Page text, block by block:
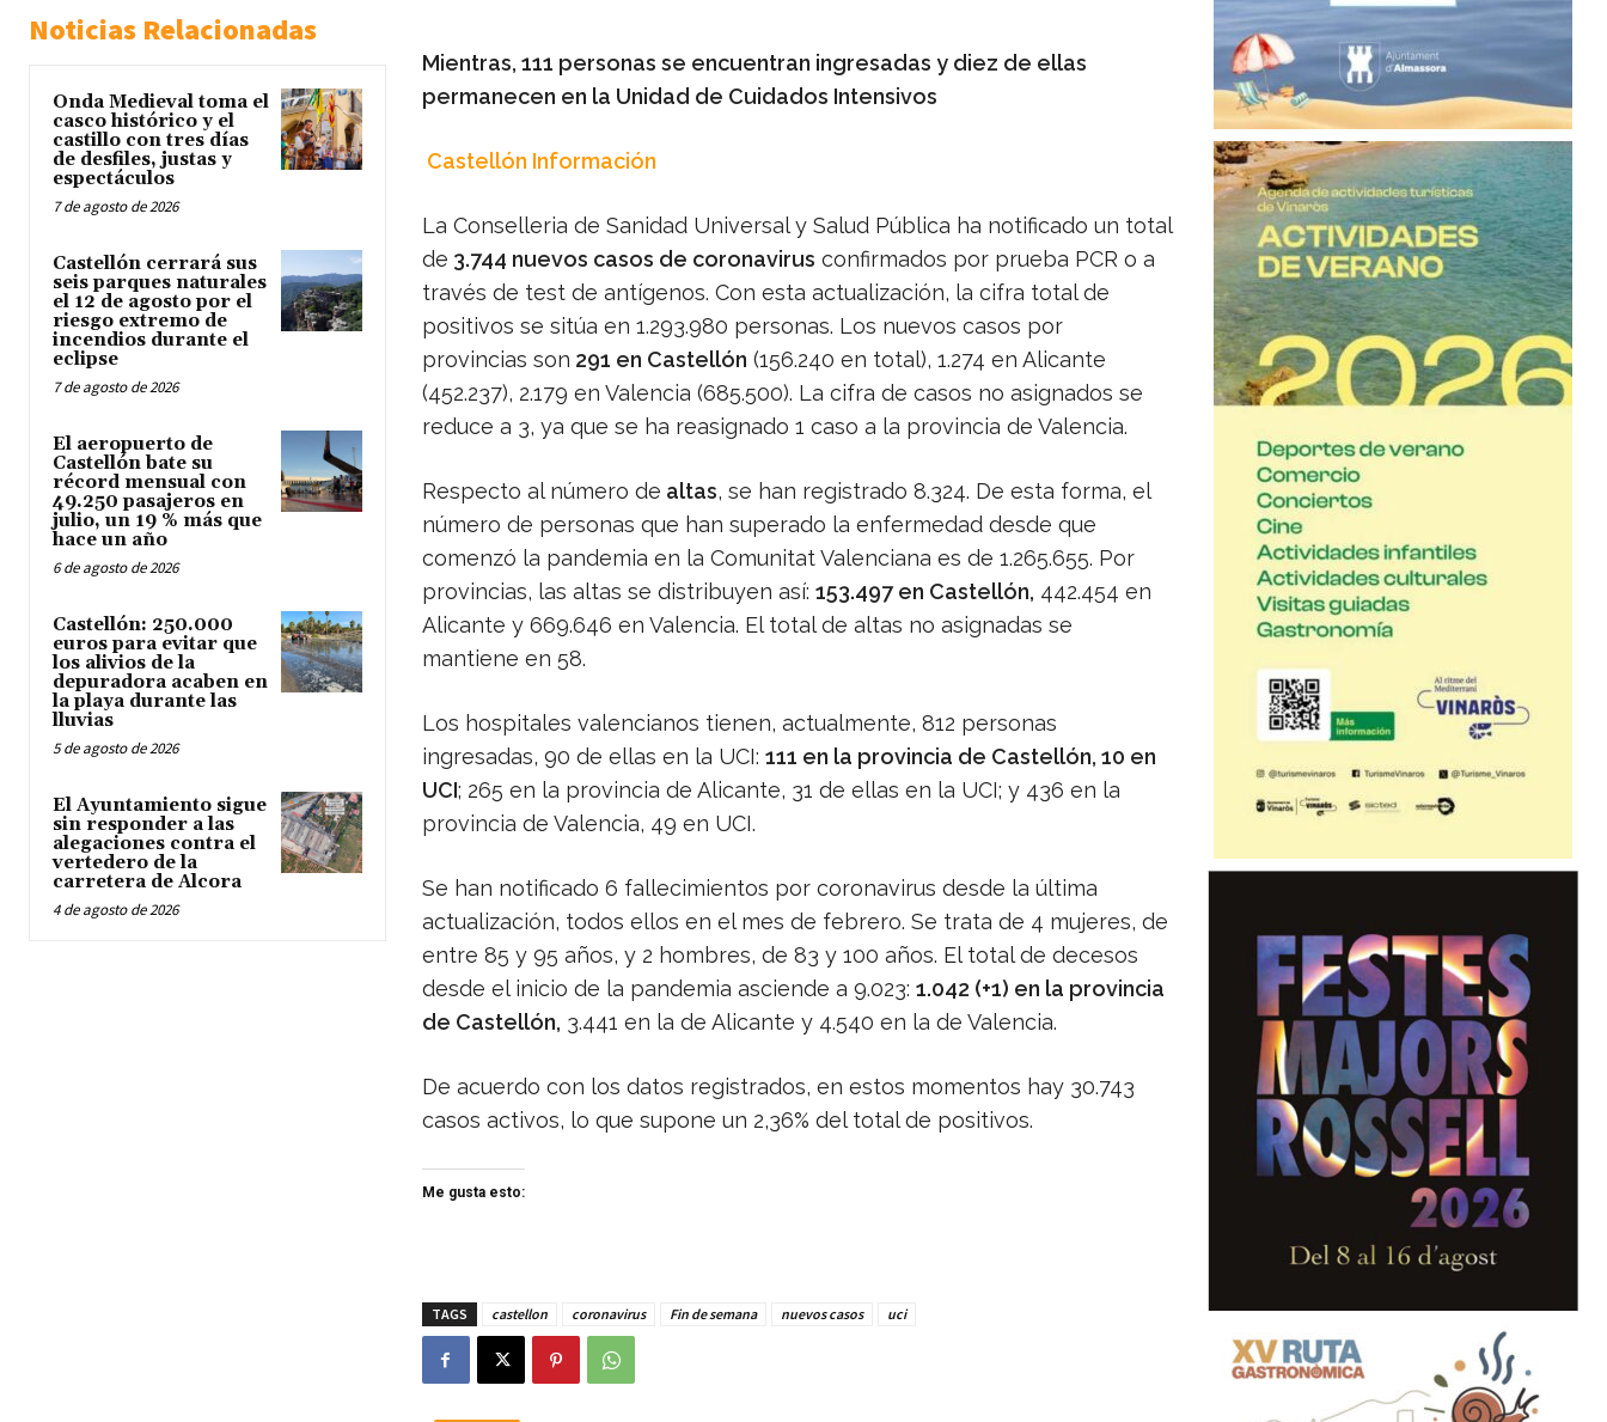
Noticias Relacionadas
Onda Medieval toma el
casco histórico y el
castillo con tres días
de desfiles, justas y
espectáculos
7 de agosto de 2026
Castellón cerrará sus
seis parques naturales
el 12 de agosto por el
riesgo extremo de
incendios durante el
eclipse
7 de agosto de 2026
El aeropuerto de
Castellón bate su
récord mensual con
49.250 pasajeros en
julio, un 19 % más que
hace un año
6 de agosto de 2026
Castellón: 250.000
euros para evitar que
los alivios de la
depuradora acaben en
la playa durante las
lluvias
5 de agosto de 2026
El Ayuntamiento sigue
sin responder a las
alegaciones contra el
vertedero de la
carretera de Alcora
4 de agosto de 2026
Mientras, 111 personas se encuentran ingresadas y diez de ellas
permanecen en la Unidad de Cuidados Intensivos
Castellón Información
La Conselleria de Sanidad Universal y Salud Pública ha notificado un total
de 3.744 nuevos casos de coronavirus confirmados por prueba PCR o a
través de test de antígenos. Con esta actualización, la cifra total de
positivos se sitúa en 1.293.980 personas. Los nuevos casos por
provincias son 291 en Castellón (156.240 en total), 1.274 en Alicante
(452.237), 2.179 en Valencia (685.500). La cifra de casos no asignados se
reduce a 3, ya que se ha reasignado 1 caso a la provincia de Valencia.
Respecto al número de altas, se han registrado 8.324. De esta forma, el
número de personas que han superado la enfermedad desde que
comenzó la pandemia en la Comunitat Valenciana es de 1.265.655. Por
provincias, las altas se distribuyen así: 153.497 en Castellón, 442.454 en
Alicante y 669.646 en Valencia. El total de altas no asignadas se
mantiene en 58.
Los hospitales valencianos tienen, actualmente, 812 personas
ingresadas, 90 de ellas en la UCI: 111 en la provincia de Castellón, 10 en
UCI; 265 en la provincia de Alicante, 31 de ellas en la UCI; y 436 en la
provincia de Valencia, 49 en UCI.
Se han notificado 6 fallecimientos por coronavirus desde la última
actualización, todos ellos en el mes de febrero. Se trata de 4 mujeres, de
entre 85 y 95 años, y 2 hombres, de 83 y 100 años. El total de decesos
desde el inicio de la pandemia asciende a 9.023: 1.042 (+1) en la provincia
de Castellón, 3.441 en la de Alicante y 4.540 en la de Valencia.
De acuerdo con los datos registrados, en estos momentos hay 30.743
casos activos, lo que supone un 2,36% del total de positivos.
Me gusta esto:
TAGS castellon coronavirus Fin de semana nuevos casos uci